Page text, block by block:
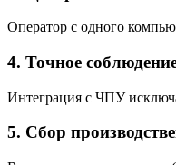
Оператор с одного
4. Точное
Интеграция с ЧПУ
5. Сбор